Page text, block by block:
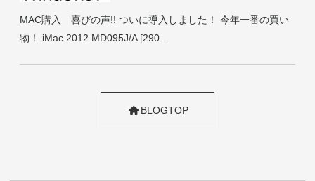
MAC購入 喜びの声!! ついに導入しました！ 今年一番の買い
物！ iMac 2012 MD095J/A [290..
BLOGTOP